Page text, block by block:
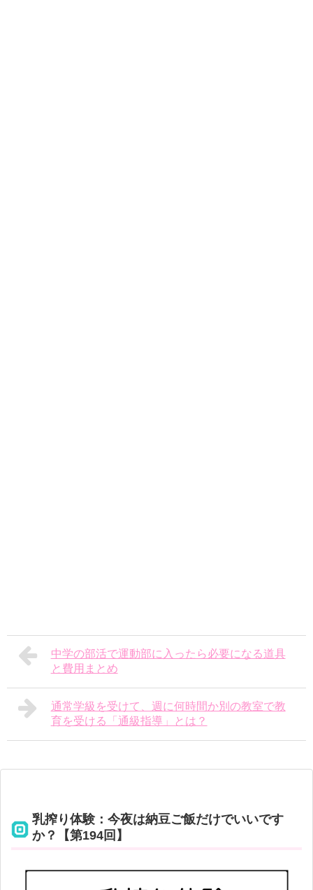
中学の部活で運動部に入ったら必要になる道具
と費用まとめ
通常学級を受けて、週に何時間か別の教室で教
育を受ける「通級指導」とは？
乳搾り体験：今夜は納豆ご飯だけでいいです
か？【第194回】